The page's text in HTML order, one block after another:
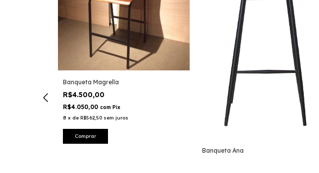
Banqueta Magrella
R$4.500,00
R$4.050,00 com Pix
8 x de R$562,50 sem juros
Banqueta Ana